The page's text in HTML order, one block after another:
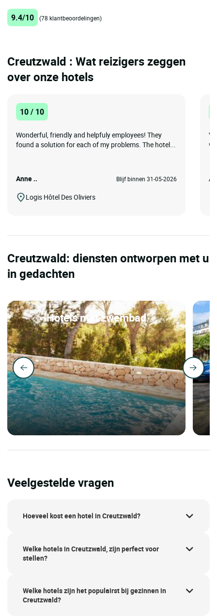
9.4/10 (78 klantbeoordelingen)
Creutzwald : Wat reizigers zeggen
over onze hotels
10 / 10
Wonderful, friendly and helpfuly employees! They
found a solution for each of my problems. The hotel...
Anne .. Blijf binnen 31-05-2026
Logis Hôtel Des Oliviers
Creutzwald: diensten ontworpen met u
in gedachten
Hotels met zwembad
Veelgestelde vragen
Hoeveel kost een hotel in Creutzwald?
Welke hotels in Creutzwald, zijn perfect voor
stellen?
Welke hotels zijn het populairst bij gezinnen in
Creutzwald?